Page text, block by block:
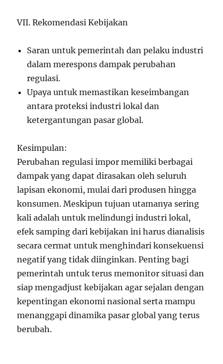
VII. Rekomendasi Kebijakan
Saran untuk pemerintah dan pelaku industri
dalam merespons dampak perubahan
regulasi.
Upaya untuk memastikan keseimbangan
antara proteksi industri lokal dan
ketergantungan pasar global.
Kesimpulan:
Perubahan regulasi impor memiliki berbagai
dampak yang dapat dirasakan oleh seluruh
lapisan ekonomi, mulai dari produsen hingga
konsumen. Meskipun tujuan utamanya sering
kali adalah untuk melindungi industri lokal,
efek samping dari kebijakan ini harus dianalisis
secara cermat untuk menghindari konsekuensi
negatif yang tidak diinginkan. Penting bagi
pemerintah untuk terus memonitor situasi dan
siap mengadjust kebijakan agar sejalan dengan
kepentingan ekonomi nasional serta mampu
menanggapi dinamika pasar global yang terus
berubah.